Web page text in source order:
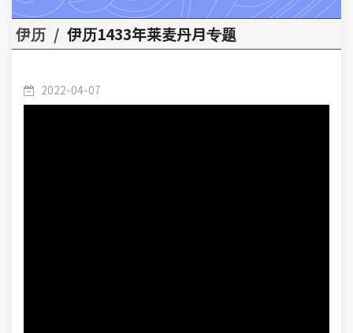
近安拉的媒介”
伊历 / 伊历1433年莱麦丹月专题
2022-04-07